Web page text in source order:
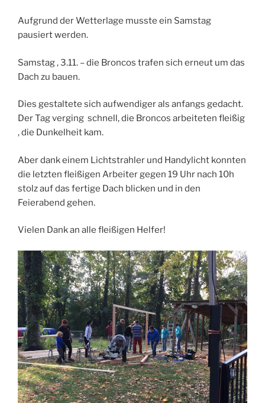
Aufgrund der Wetterlage musste ein Samstag
pausiert werden.
Samstag , 3.11. – die Broncos trafen sich erneut um das
Dach zu bauen.
Dies gestaltete sich aufwendiger als anfangs gedacht.
Der Tag verging schnell, die Broncos arbeiteten fleißig
, die Dunkelheit kam.
Aber dank einem Lichtstrahler und Handylicht konnten
die letzten fleißigen Arbeiter gegen 19 Uhr nach 10h
stolz auf das fertige Dach blicken und in den
Feierabend gehen.
Vielen Dank an alle fleißigen Helfer!